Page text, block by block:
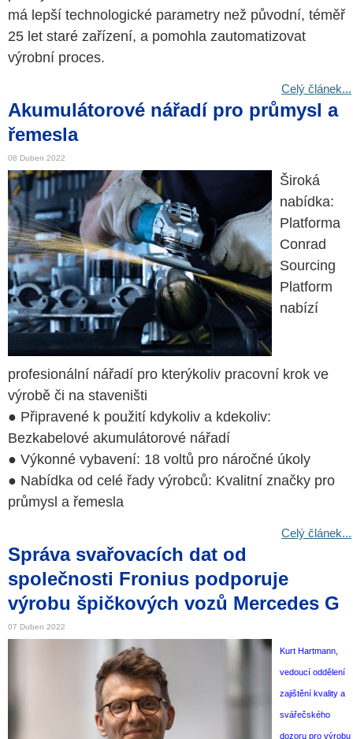
má lepší technologické parametry než původní, téměř
25 let staré zařízení, a pomohla zautomatizovat
výrobní proces.
Celý článek...
Akumulátorové nářadí pro průmysl a
řemesla
08 Duben 2022
Široká
nabídka:
Platforma
Conrad
Sourcing
Platform
nabízí
profesionální nářadí pro kterýkoliv pracovní krok ve
výrobě či na staveništi
● Připravené k použití kdykoliv a kdekoliv:
Bezkabelové akumulátorové nářadí
● Výkonné vybavení: 18 voltů pro náročné úkoly
● Nabídka od celé řady výrobců: Kvalitní značky pro
průmysl a řemesla
Celý článek...
Správa svařovacích dat od
společnosti Fronius podporuje
výrobu špičkových vozů Mercedes G
07 Duben 2022
Kurt Hartmann,
vedoucí oddělení
zajištění kvality a
svářečského
dozoru pro výrobu